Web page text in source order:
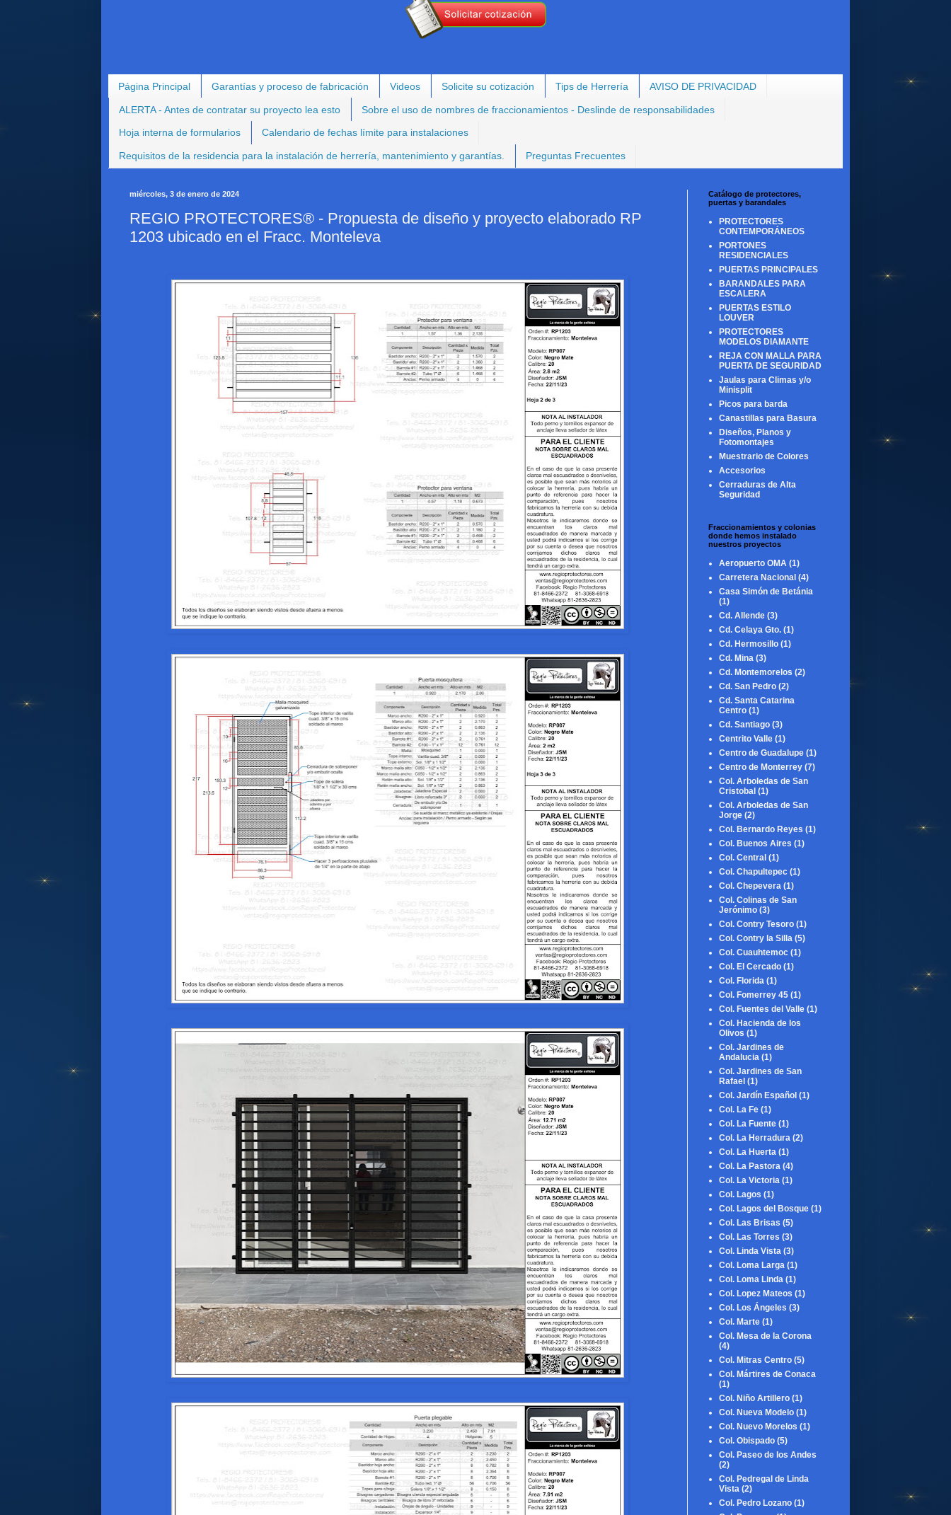
Página Principal Garantías y proceso de fabricación Videos Solicite su cotización Tips de Herrería AVISO DE PRIVACIDAD
ALERTA - Antes de contratar su proyecto lea esto Sobre el uso de nombres de fraccionamientos - Deslinde de responsabilidades
Hoja interna de formularios Calendario de fechas límite para instalaciones
Requisitos de la residencia para la instalación de herrería, mantenimiento y garantías. Preguntas Frecuentes
miércoles, 3 de enero de 2024
REGIO PROTECTORES® - Propuesta de diseño y proyecto elaborado RP
1203 ubicado en el Fracc. Monteleva
Catálogo de protectores,
puertas y barandales
PROTECTORES
CONTEMPORÁNEOS
PORTONES
RESIDENCIALES
PUERTAS PRINCIPALES
BARANDALES PARA
ESCALERA
PUERTAS ESTILO
LOUVER
PROTECTORES
MODELOS DIAMANTE
REJA CON MALLA PARA
PUERTA DE SEGURIDAD
Jaulas para Climas y/o
Minisplit
Picos para barda
Canastillas para Basura
Diseños, Planos y
Fotomontajes
Muestrario de Colores
Accesorios
Cerraduras de Alta
Seguridad
Fraccionamientos y colonias
donde hemos instalado
nuestros proyectos
Aeropuerto OMA (1)
Carretera Nacional (4)
Casa Simón de Betánia
(1)
Cd. Allende (3)
Cd. Celaya Gto. (1)
Cd. Hermosillo (1)
Cd. Mina (3)
Cd. Montemorelos (2)
Cd. San Pedro (2)
Cd. Santa Catarina
Centro (1)
Cd. Santiago (3)
Centrito Valle (1)
Centro de Guadalupe (1)
Centro de Monterrey (7)
Col. Arboledas de San
Cristobal (1)
Col. Arboledas de San
Jorge (2)
Col. Bernardo Reyes (1)
Col. Buenos Aires (1)
Col. Central (1)
Col. Chapultepec (1)
Col. Chepevera (1)
Col. Colinas de San
Jerónimo (3)
Col. Contry Tesoro (1)
Col. Contry la Silla (5)
Col. Cuauhtemoc (1)
Col. El Cercado (1)
Col. Florida (1)
Col. Fomerrey 45 (1)
Col. Fuentes del Valle (1)
Col. Hacienda de los
Olivos (1)
Col. Jardines de
Andalucia (1)
Col. Jardines de San
Rafael (1)
Col. Jardín Español (1)
Col. La Fe (1)
Col. La Fuente (1)
Col. La Herradura (2)
Col. La Huerta (1)
Col. La Pastora (4)
Col. La Victoria (1)
Col. Lagos (1)
Col. Lagos del Bosque (1)
Col. Las Brisas (5)
Col. Las Torres (3)
Col. Linda Vista (3)
Col. Loma Larga (1)
Col. Loma Linda (1)
Col. Lopez Mateos (1)
Col. Los Ángeles (3)
Col. Marte (1)
Col. Mesa de la Corona
(4)
Col. Mitras Centro (5)
Col. Mártires de Conaca
(1)
Col. Niño Artillero (1)
Col. Nueva Modelo (1)
Col. Nuevo Morelos (1)
Col. Obispado (5)
Col. Paseo de los Andes
(2)
Col. Pedregal de Linda
Vista (2)
Col. Pedro Lozano (1)